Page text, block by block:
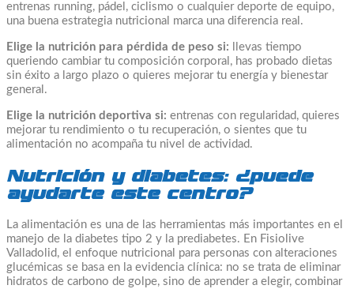
entrenas running, pádel, ciclismo o cualquier deporte de equipo,
una buena estrategia nutricional marca una diferencia real.
Elige la nutrición para pérdida de peso si: llevas tiempo
queriendo cambiar tu composición corporal, has probado dietas
sin éxito a largo plazo o quieres mejorar tu energía y bienestar
general.
Elige la nutrición deportiva si: entrenas con regularidad, quieres
mejorar tu rendimiento o tu recuperación, o sientes que tu
alimentación no acompaña tu nivel de actividad.
Nutrición y diabetes: ¿puede
ayudarte este centro?
La alimentación es una de las herramientas más importantes en el
manejo de la diabetes tipo 2 y la prediabetes. En Fisiolive
Valladolid, el enfoque nutricional para personas con alteraciones
glucémicas se basa en la evidencia clínica: no se trata de eliminar
hidratos de carbono de golpe, sino de aprender a elegir, combinar